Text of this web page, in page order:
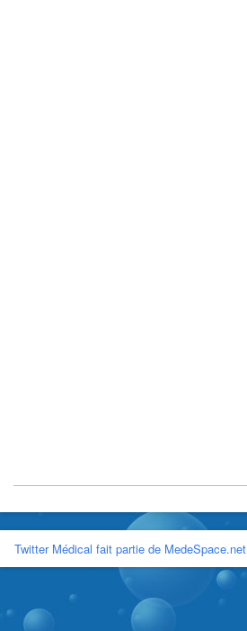
Twitter Médical fait partie de MedeSpace.net